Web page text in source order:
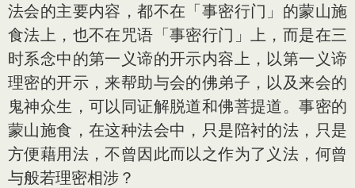
法会的主要内容，都不在「事密行门」的蒙山施
食法上，也不在咒语「事密行门」上，而是在三
时系念中的第一义谛的开示内容上，以第一义谛
理密的开示，来帮助与会的佛弟子，以及来会的
鬼神众生，可以同证解脱道和佛菩提道。事密的
蒙山施食，在这种法会中，只是陪衬的法，只是
方便藉用法，不曾因此而以之作为了义法，何曾
与般若理密相涉？